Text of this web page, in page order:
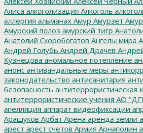
Алиса алкоголизация Алкоголь
аллергия альманах Амур Амурзет
Амурский полоз амурский тигр
Анатолий Скоробогатов Ангелы мира
Андрей Голубь Андрей Драчев
Кузнецова аномальное потепление
анонс антивандальные меры
законодательство антисанитария
безопасность антитеррористическая
антитеррористические учения АО
апелляция аппарат видеофиксации
Арашуков Арбат Арена аренда земли
арест арест счетов Армия Арнаполин